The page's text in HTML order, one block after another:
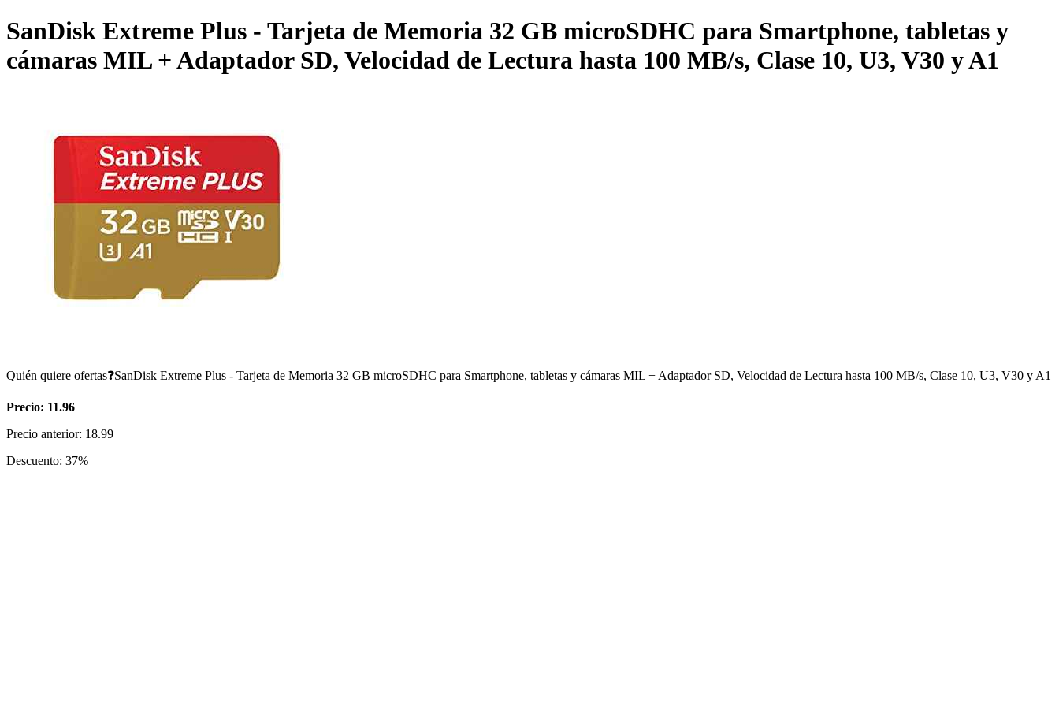
SanDisk Extreme Plus - Tarjeta de Memoria 32 GB microSDHC para Smartphone, tabletas y
cámaras MIL + Adaptador SD, Velocidad de Lectura hasta 100 MB/s, Clase 10, U3, V30 y A1
Quién quiere ofertas❓SanDisk Extreme Plus - Tarjeta de Memoria 32 GB microSDHC para Smartphone, tabletas y cámaras MIL + Adaptador SD, Velocidad de Lectura hasta 100 MB/s, Clase 10, U3, V30 y A1
Precio: 11.96
Precio anterior: 18.99
Descuento: 37%